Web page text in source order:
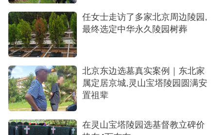
现在也提倡环保嘛。
看了一圈，最后在生态园C区相中了一块生态卧
碑。
真的挺满意的！那块卧碑是平躺在地上的，周
围都是绿绿的草坪，看得很清楚。碑型设计的挺简
洁大方的，不张扬，但很精致。我特意选了块旁边
有一棵小松树的位置，能给爸妈遮遮阴。我想我爸
妈要是知道住在这种像公园一样的地方，旁边还有
任女士走访了多家北京周边陵园,
最终选定中华永久陵园树葬
北京东边选墓真实案例｜东北家
属定居京城,灵山宝塔陵园圆满安
置祖辈
在灵山宝塔陵园选基督教立碑价